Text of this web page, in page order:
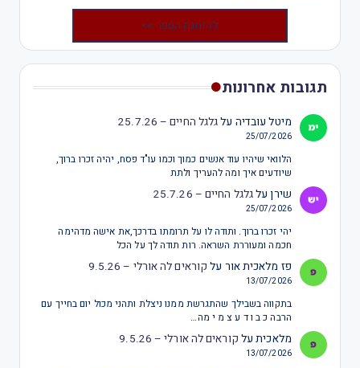
להזמנת הספר >>
תגובות אחרונות
מיטל עובדיה עלגלגל החיים – 25.7.26
25/07/2026
הלוואי שיהיו עוד אנשים כמוך וכמו עו"ד פסח, יהיה זכרו ברוך,
שיודעים איך ומה להעריך ולתת
שירןעלגלגל החיים – 25.7.26
25/07/2026
יהי זכרו ברוך. ותודה לו על תרומתו בדרכך,את אישה מדהימה
חכמה ומעוררת השראה. רות תודה לך על הכל
פז מלאכית אור על קוראים לה אורלי – 9.5.26
13/07/2026
בתקווה בשבילך שהתגרשת ממנו ניצלת ותהני מכול יום בחייך עם
הרבה כ ב ו ד ע צ מ י מה…
מלאכיתעל קוראים לה אורלי – 9.5.26
13/07/2026